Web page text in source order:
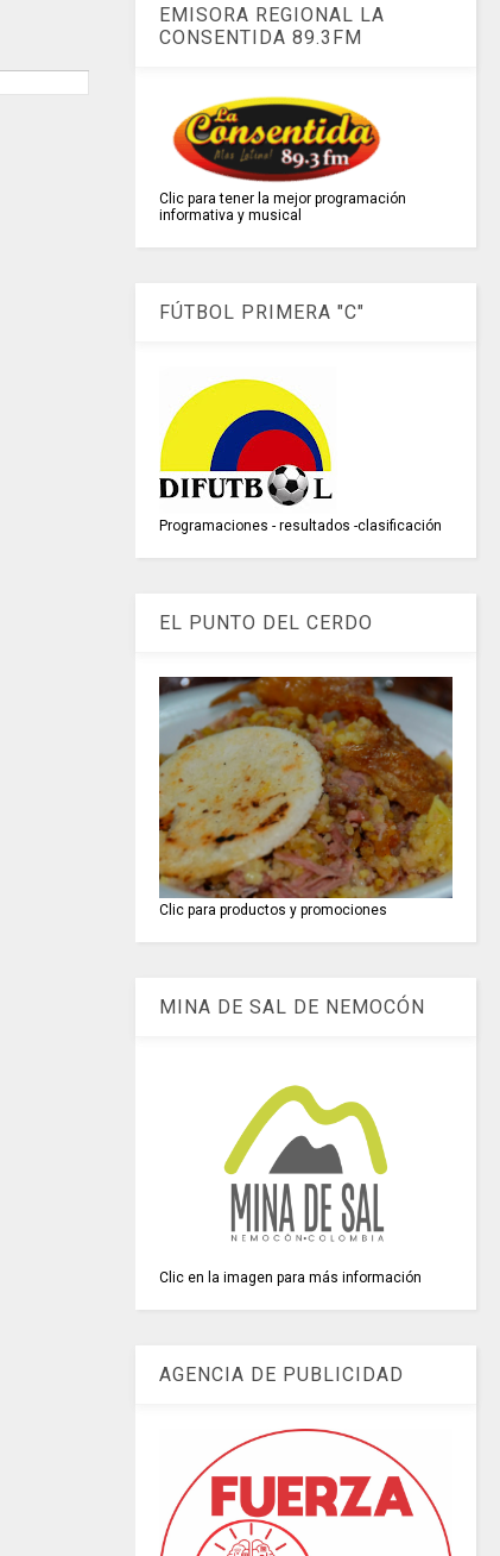
EMISORA REGIONAL LA
CONSENTIDA 89.3FM
Clic para tener la mejor programación
informativa y musical
FÚTBOL PRIMERA "C"
Programaciones - resultados -clasificación
EL PUNTO DEL CERDO
Clic para productos y promociones
MINA DE SAL DE NEMOCÓN
Clic en la imagen para más información
AGENCIA DE PUBLICIDAD